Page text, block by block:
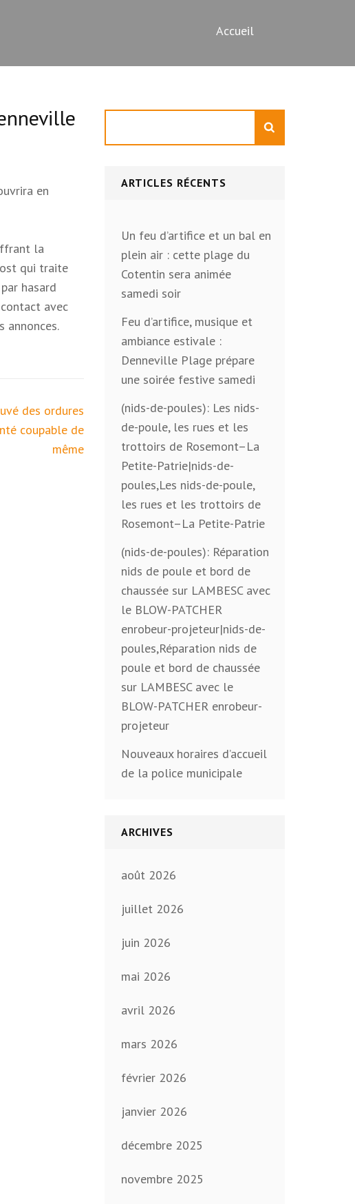
Accueil
en
la
qui traite
hasard
avec
annonces.
des ordures
coupable de
même
ARTICLES RÉCENTS
Un feu d’artifice et un bal en
plein air : cette plage du
Cotentin sera animée
samedi soir
Feu d’artifice, musique et
ambiance estivale :
Denneville Plage prépare
une soirée festive samedi
(nids-de-poules): Les nids-
de-poule, les rues et les
trottoirs de Rosemont–La
Petite-Patrie|nids-de-
poules,Les nids-de-poule,
les rues et les trottoirs de
Rosemont–La Petite-Patrie
(nids-de-poules): Réparation
nids de poule et bord de
chaussée sur LAMBESC avec
le BLOW-PATCHER
enrobeur-projeteur|nids-de-
poules,Réparation nids de
poule et bord de chaussée
sur LAMBESC avec le
BLOW-PATCHER enrobeur-
projeteur
Nouveaux horaires d’accueil
de la police municipale
ARCHIVES
août 2026
juillet 2026
juin 2026
mai 2026
avril 2026
mars 2026
février 2026
janvier 2026
décembre 2025
novembre 2025